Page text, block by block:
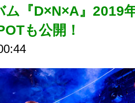
ム『D×N×A』2019
も公開！